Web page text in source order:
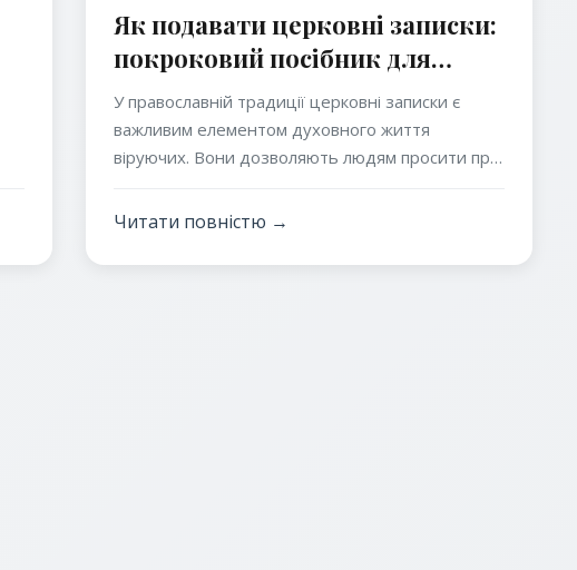
Як подавати церковні записки:
покроковий посібник для
віруючих
У православній традиції церковні записки є
важливим елементом духовного життя
віруючих. Вони дозволяють людям просити про
новопреставлених, під час богослужінь.
побожності, а й спосіб долучитися до соборної
Читати повністю →